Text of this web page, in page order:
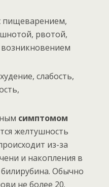
пищеварением,
рвотой,
возникновением
слабость,
симптомом
желтушность
из-за
и накопления в
Обычно
не более 20.